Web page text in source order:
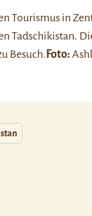
Tourismus in
Tadschikistan.
Besuch.Foto: